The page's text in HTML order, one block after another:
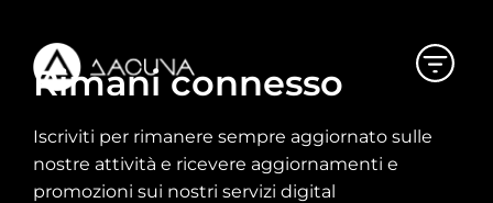
Rimani connesso
Iscriviti per rimanere sempre aggiornato sulle
nostre attività e ricevere aggiornamenti e
promozioni sui nostri servizi digital